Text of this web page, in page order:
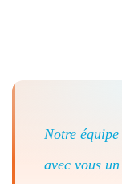
Notre
avec vous